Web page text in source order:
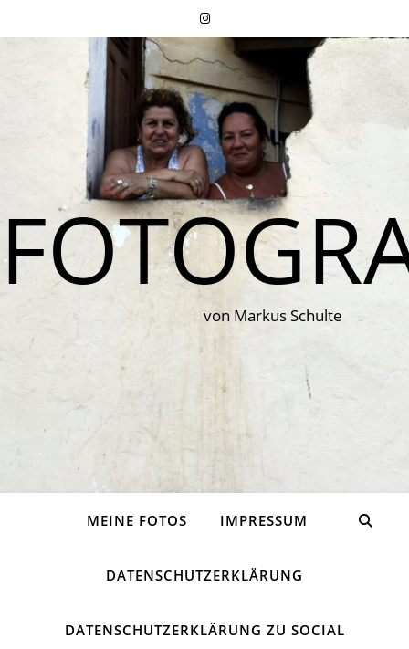
von Markus Schulte
MEINE FOTOS IMPRESSUM
DATENSCHUTZERKLÄRUNG
DATENSCHUTZERKLÄRUNG ZU SOCIAL